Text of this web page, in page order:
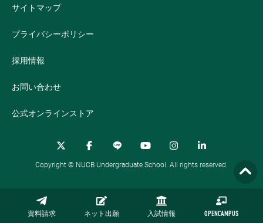
資料請求 ネット出願 入試情報 OPENCAMPUS
サイトマップ
プライバシーポリシー
採用情報
お問い合わせ
公式オンラインストア
Copyright © NUCB Undergraduate School. All rights reserved.